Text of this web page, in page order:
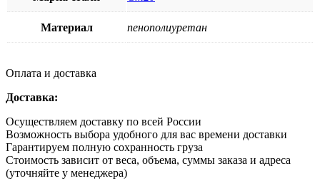
Материал пенополиуретан
Оплата и доставка
Доставка:
Осуществляем доставку по всей России
Возможность выбора удобного для вас времени доставки
Гарантируем полную сохранность груза
Стоимость зависит от веса, объема, суммы заказа и адреса
(уточняйте у менеджера)